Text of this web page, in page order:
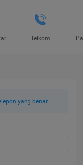
Telkom
yang benar.